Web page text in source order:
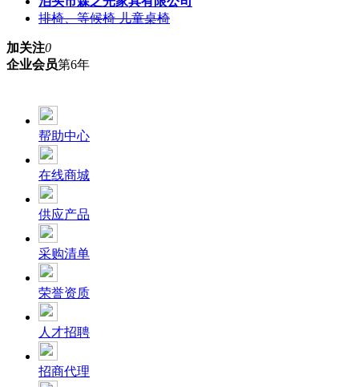
排椅、等候椅 儿童桌椅
加关注0
企业会员第6年
帮助中心
在线商城
供应产品
采购清单
荣誉资质
人才招聘
招商代理